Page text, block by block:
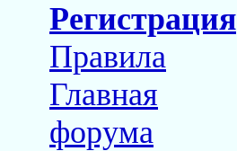
Регистрация
Правила
Главная
форума